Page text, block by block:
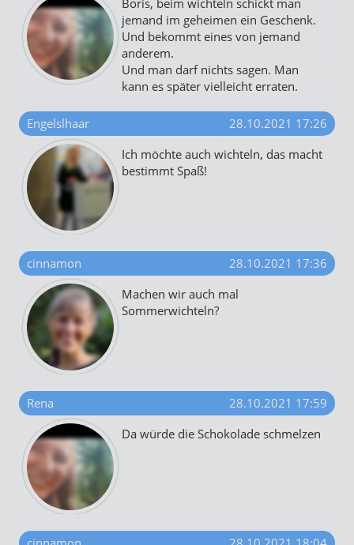
Boris, beim wichteln schickt man
jemand im geheimen ein Geschenk.
Und bekommt eines von jemand
anderem.
Und man darf nichts sagen. Man
kann es später vielleicht erraten.
Engelslhaar
28.10.2021 17:26
Ich möchte auch wichteln, das macht
bestimmt Spaß!
cinnamon
28.10.2021 17:36
Machen wir auch mal
Sommerwichteln?
Rena
28.10.2021 17:59
Da würde die Schokolade schmelzen